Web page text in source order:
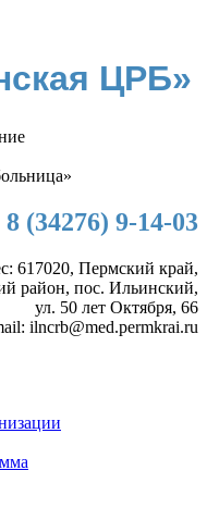
ЦРБ»
8 (34276) 9-14-03
617020, Пермский край,
район, пос. Ильинский,
ул. 50 лет Октября, 66
ilncrb@med.permkrai.ru